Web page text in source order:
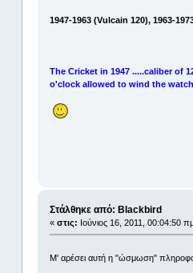
1947-1963 (Vulcain 120), 1963-
The Cricket in 1947 .....caliber of
o'clock allowed to wind the
Στάλθηκε από: Blackbird
« στις: Ιούνιος 16, 2011, 00:04:50
M' αρέσει αυτή η "ώσμωση"